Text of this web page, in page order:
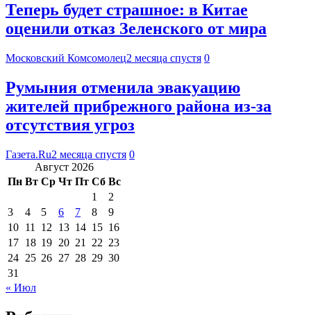
Теперь будет страшное: в Китае
оценили отказ Зеленского от мира
Московский Комсомолец2 месяца спустя 0
Румыния отменила эвакуацию
жителей прибрежного района из-за
отсутствия угроз
Газета.Ru2 месяца спустя 0
Август 2026
Пн Вт Ср Чт Пт Сб Вс
1
2
3
4 5 6 7 8
9
10 11 12 13 14 15 16
17 18 19 20 21 22 23
24 25 26 27 28 29 30
31
« Июл